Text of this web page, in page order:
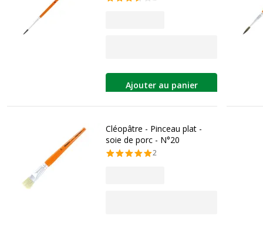
Ajouter au panier
Cléopâtre - Pinceau plat -
soie de porc - N°20
2